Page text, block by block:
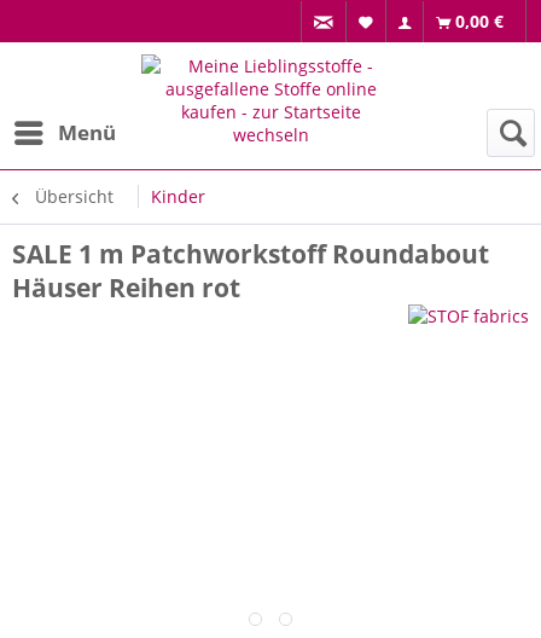
0,00 €
Menü
Übersicht Kinder
SALE 1 m Patchworkstoff Roundabout
Häuser Reihen rot